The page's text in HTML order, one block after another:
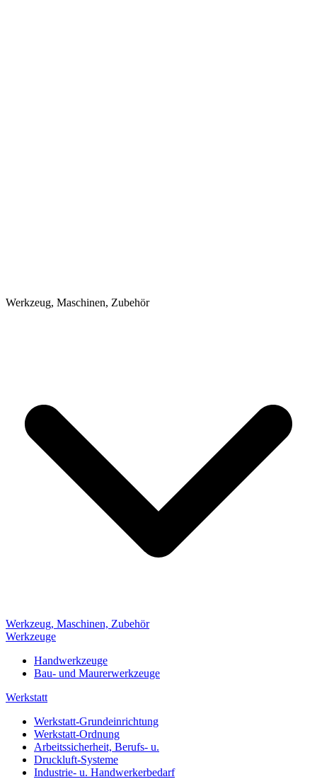
Werkzeug, Maschinen, Zubehör
Werkzeug, Maschinen, Zubehör
Werkzeuge
Handwerkzeuge
Bau- und Maurerwerkzeuge
Werkstatt
Werkstatt-Grundeinrichtung
Werkstatt-Ordnung
Arbeitssicherheit, Berufs- u.
Druckluft-Systeme
Industrie- u. Handwerkerbedarf